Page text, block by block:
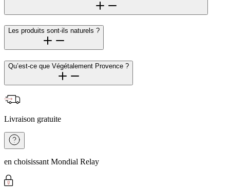
Les produits sont-ils naturels ?
Qu’est-ce que Végétalement Provence ?
Livraison gratuite
en choisissant Mondial Relay